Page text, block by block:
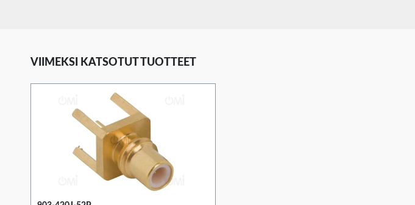
VIIMEKSI KATSOTUT TUOTTEET